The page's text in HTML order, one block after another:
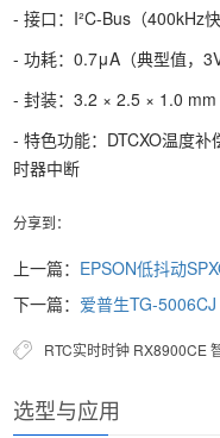
- 接口：I²C-Bus（400kHz快
- 功耗：0.7μA（典型值，3V
- 封装：3.2 × 2.5 × 1.0 mm
- 特色功能：DTCXO温度
时器中断
分享到：
上一篇： EPSON低抖动SPXO-HCSL时
下一篇： 爱普生TG-5006CJ /
RTC实时时钟 RX8900CE
选型与应用